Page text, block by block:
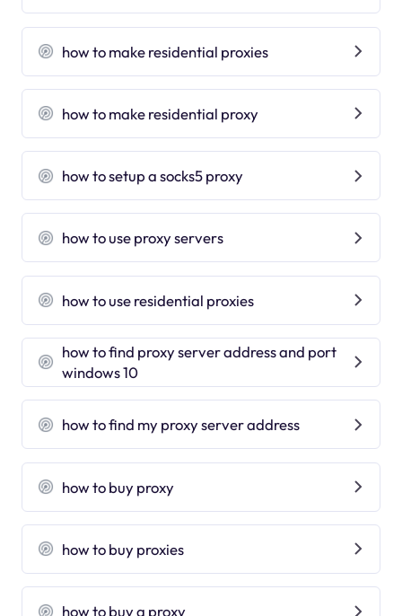
how to make residential proxies
how to make residential proxy
how to setup a socks5 proxy
how to use proxy servers
how to use residential proxies
how to find proxy server address and port
windows 10
how to find my proxy server address
how to buy proxy
how to buy proxies
how to buy a proxy